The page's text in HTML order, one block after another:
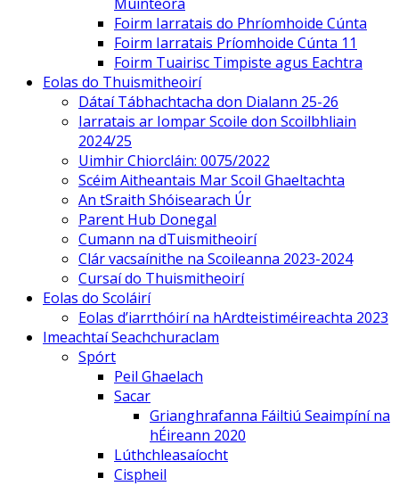
Foirm Iarratais do Phríomhoide Cúnta
Foirm Iarratais Príomhoide Cúnta 11
Foirm Tuairisc Timpiste agus Eachtra
Eolas do Thuismitheoirí
Dátaí Tábhachtacha don Dialann 25-26
Iarratais ar Iompar Scoile don Scoilbhliain
2024/25
Uimhir Chiorcláin: 0075/2022
Scéim Aitheantais Mar Scoil Ghaeltachta
An tSraith Shóisearach Úr
Parent Hub Donegal
Cumann na dTuismitheoirí
Clár vacsaínithe na Scoileanna 2023-2024
Cursaí do Thuismitheoirí
Eolas do Scoláirí
Eolas d’iarrthóirí na hArdteistiméireachta 2023
Imeachtaí Seachchuraclam
Spórt
Peil Ghaelach
Sacar
Grianghrafanna Fáiltiú Seaimpíní na
hÉireann 2020
Lúthchleasaíocht
Cispheil